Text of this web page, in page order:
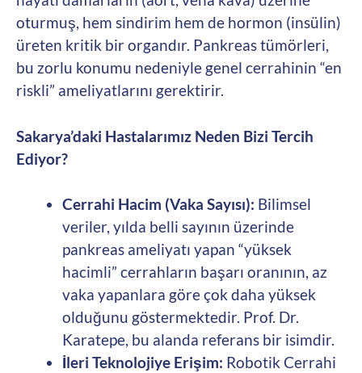
oturmuş, hem sindirim hem de hormon (insülin)
üreten kritik bir organdır. Pankreas tümörleri,
bu zorlu konumu nedeniyle genel cerrahinin “en
riskli” ameliyatlarını gerektirir.
Sakarya’daki Hastalarımız Neden Bizi Tercih
Ediyor?
Cerrahi Hacim (Vaka Sayısı): Bilimsel
veriler, yılda belli sayının üzerinde
pankreas ameliyatı yapan “yüksek
hacimli” cerrahların başarı oranının, az
vaka yapanlara göre çok daha yüksek
olduğunu göstermektedir. Prof. Dr.
Karatepe, bu alanda referans bir isimdir.
İleri Teknolojiye Erişim: Robotik Cerrahi